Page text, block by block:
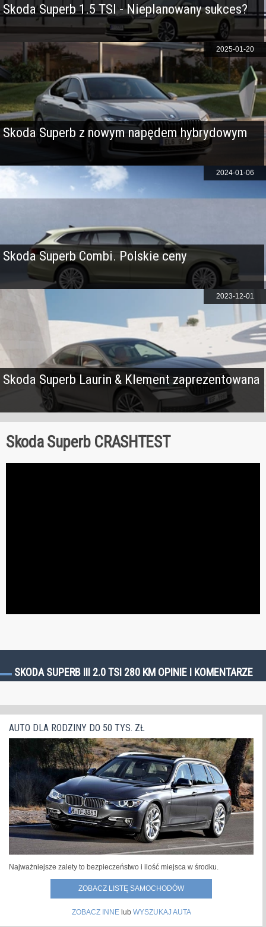
Skoda Superb 1.5 TSI - Nieplanowany sukces?
Skoda Superb z nowym napędem hybrydowym
2025-01-20
Skoda Superb Combi. Polskie ceny
2024-01-06
Skoda Superb Laurin & Klement zaprezentowana
2023-12-01
Skoda Superb CRASHTEST
SKODA SUPERB III 2.0 TSI 280 KM OPINIE I KOMENTARZE
AUTO DLA RODZINY DO 50 TYS. ZŁ
Najważniejsze zalety to bezpieczeństwo i ilość miejsca w środku.
ZOBACZ LISTĘ SAMOCHODÓW
ZOBACZ INNElub WYSZUKAJ AUTA